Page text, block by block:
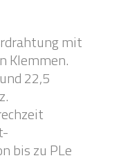
mit
Klemmen.
22,5
bis zu PLe